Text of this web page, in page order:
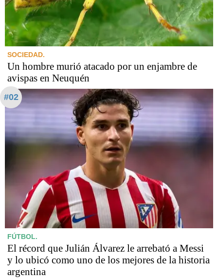
SOCIEDAD.
Un hombre murió atacado por un enjambre de
avispas en Neuquén
#02
FÚTBOL.
El récord que Julián Álvarez le arrebató a Messi
y lo ubicó como uno de los mejores de la historia
argentina